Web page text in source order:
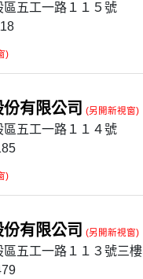
區五工一路１１５號
有限公司
區五工一路１１４號
有限公司
區五工一路１１３號三樓